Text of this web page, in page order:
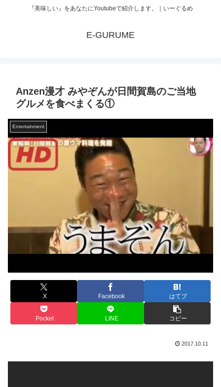
『美味しい』をあなたにYoutubeで紹介します。｜いーぐるめ
E-GURUME
Anzen漫才 みやぞんが日間賀島のご当地
グルメを食べまくる①
Entertainment
X Facebook はてブ
Pocket LINE コピー
2017.10.11